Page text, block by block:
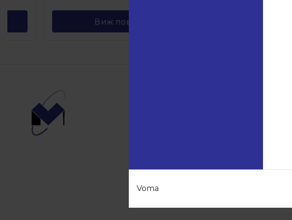
Voma
Виж повече